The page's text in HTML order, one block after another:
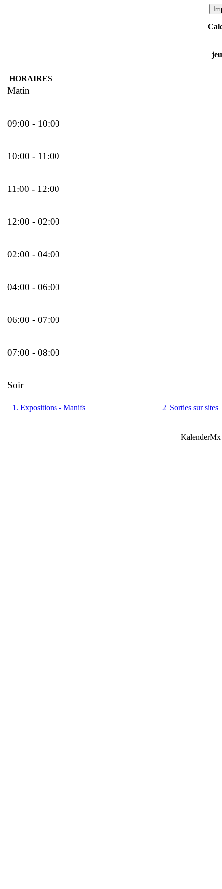
HORAIRES
Matin
09:00 - 10:00
10:00 - 11:00
11:00 - 12:00
12:00 - 02:00
02:00 - 04:00
04:00 - 06:00
06:00 - 07:00
07:00 - 08:00
Soir
1. Expositions - Manifs 2. Sorties sur sites
KalenderMx